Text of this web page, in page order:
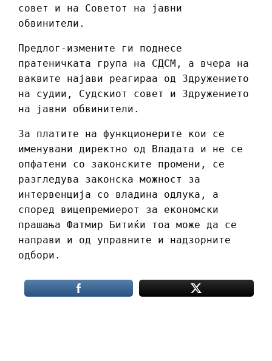
совет и на Советот на јавни
обвинители.
Предлог-измените ги поднесе
пратеничката група на СДСМ, а вчера на
ваквите најави реагираа од Здружението
на судии, Судскиот совет и Здружението
на јавни обвинители.
За платите на функционерите кои се
именувани директно од Владата и не се
опфатени со законските промени, се
разгледува законска можност за
интервенција со владина одлука, а
според вицепремиерот за економски
прашања Фатмир Битиќи тоа може да се
направи и од управните и надзорните
одбори.